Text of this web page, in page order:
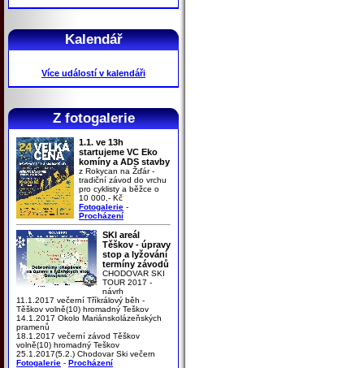
Kalendář
Více událostí v kalendáři
Z fotogalerie
1.1. ve 13h
startujeme VC Eko
komíny a ADS stavby
z Rokycan na Žďár -
tradiční závod do vrchu
pro cyklisty a běžce o
10 000,- Kč
Fotogalerie -
Procházení
SKI areál
Těškov - úpravy
stop a lyžování
termíny závodů
CHODOVAR SKI
TOUR 2017 -
návrh
11.1.2017 večerní Tříkrálový běh -
Těškov volně(10) hromadný Teškov
14.1.2017 Okolo Mariánskolázeňských
pramenů
18.1.2017 večerní závod Těškov
volně(10) hromadný Teškov
25.1.2017(5.2.) Chodovar Ski večern
Fotogalerie - Procházení